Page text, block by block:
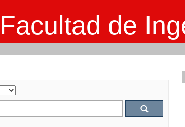
de